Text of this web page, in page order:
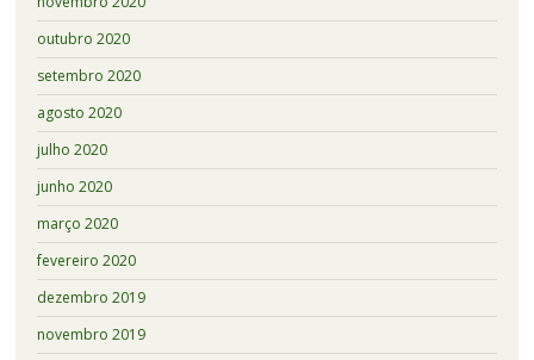
outubro 2020
setembro 2020
agosto 2020
julho 2020
junho 2020
março 2020
fevereiro 2020
dezembro 2019
novembro 2019